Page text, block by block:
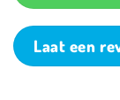
Laat een